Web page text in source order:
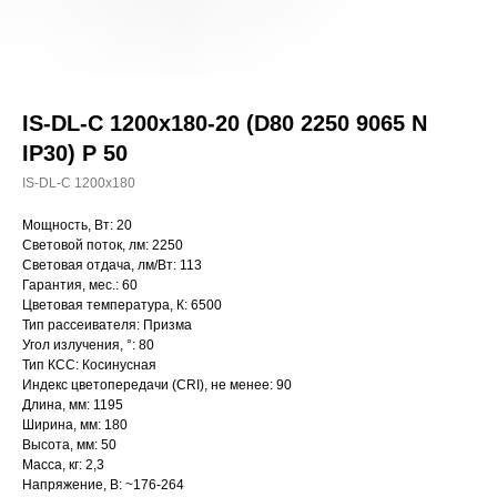
IS-DL-C 1200x180-20 (D80 2250 9065 N
IP30) P 50
IS-DL-C 1200x180
Мощность, Вт: 20
Световой поток, лм: 2250
Световая отдача, лм/Вт: 113
Гарантия, мес.: 60
Цветовая температура, К: 6500
Тип рассеивателя: Призма
Угол излучения, °: 80
Тип КСС: Косинусная
Индекс цветопередачи (CRI), не менее: 90
Длина, мм: 1195
Ширина, мм: 180
Высота, мм: 50
Масса, кг: 2,3
Напряжение, В: ~176-264